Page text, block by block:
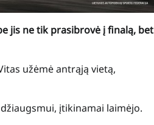
jis ne tik prasibrovė į finalą, bet
užėmė antrąją vietą,
įtikinamai laimėjo.